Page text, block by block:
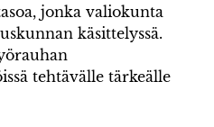
jonka valiokunta
käsittelyssä.
tehtävälle tärkeälle